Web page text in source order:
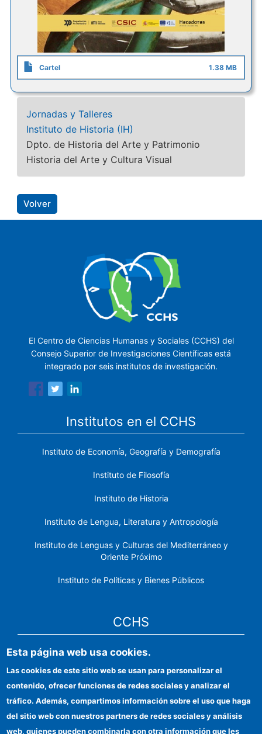
Cartel 1.38 MB
Jornadas y Talleres
Instituto de Historia (IH)
Dpto. de Historia del Arte y Patrimonio
Historia del Arte y Cultura Visual
Volver
El Centro de Ciencias Humanas y Sociales (CCHS) del
Consejo Superior de Investigaciones Científicas está
integrado por seis institutos de investigación.
Institutos en el CCHS
Instituto de Economía, Geografía y Demografía
Instituto de Filosofía
Instituto de Historia
Instituto de Lengua, Literatura y Antropología
Instituto de Lenguas y Culturas del Mediterráneo y
Oriente Próximo
Instituto de Políticas y Bienes Públicos
CCHS
Sede electrónica CSIC
Identidad institucional
Información para proveedores
Ayudas FEDER
Esta página web usa cookies.
Las cookies de este sitio web se usan para personalizar el
contenido, ofrecer funciones de redes sociales y analizar el
tráfico. Además, compartimos información sobre el uso que haga
del sitio web con nuestros partners de redes sociales y análisis
web, quienes pueden combinarla con otra información que les